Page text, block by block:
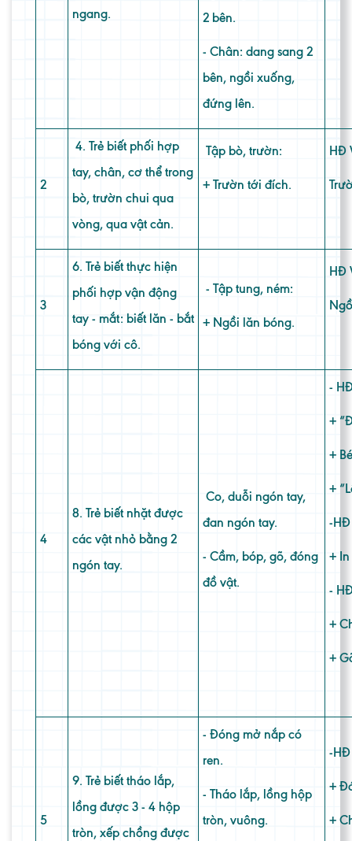
ngang.
2 bên.
- Chân: dang sang 2
bên, ngồi xuống,
đứng lên.
2
4. Trẻ biết phối hợp
tay, chân, cơ thể trong
bò, trườn chui qua
vòng, qua vật cản.
Tập bò, trườn:
+ Trườn tới đích.
HĐ
3
6. Trẻ biết thực hiện
phối hợp vận động
tay - mắt: biết lăn - bắt
bóng với cô.
- Tập tung, ném:
+ Ngồi lăn bóng.
HĐ
4
8. Trẻ biết nhặt được
các vật nhỏ bằng 2
ngón tay.
Co, duỗi ngón tay,
đan ngón tay.
- Cầm, bóp, gõ, đóng
đồ vật.
-
+
+
+ “
-
+
-
+
+
5
9. Trẻ biết tháo lắp,
lồng được 3 - 4 hộp
tròn, xếp chồng được
- Đóng mở nắp có
ren.
- Tháo lắp, lồng hộp
tròn, vuông.
-
+
+